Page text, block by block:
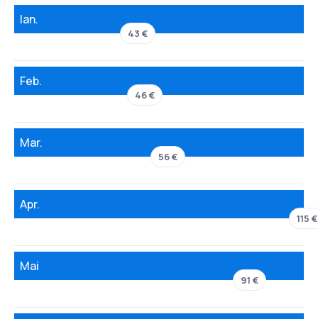
Ian.
43 €
Feb.
46 €
Mar.
56 €
Apr.
115 €
Mai
91 €